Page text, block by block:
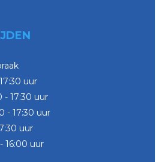
uur
17:30 uur
- 17:30 uur
uur
16:00 uur